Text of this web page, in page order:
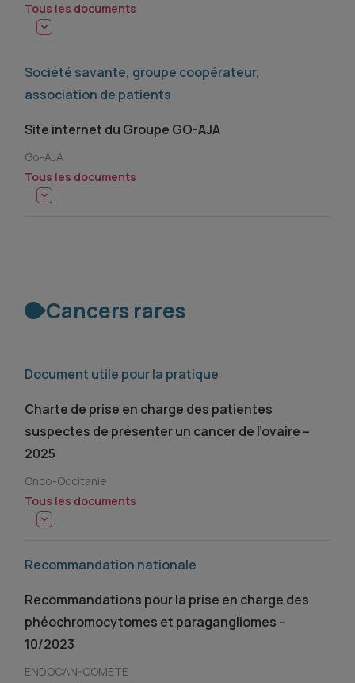
Tous les documents
Société savante, groupe coopérateur,
association de patients
Site internet du Groupe GO-AJA
Go-AJA
Tous les documents
Cancers rares
Document utile pour la pratique
Charte de prise en charge des patientes
suspectes de présenter un cancer de l’ovaire –
2025
Onco-Occitanie
Tous les documents
Recommandation nationale
Recommandations pour la prise en charge des
phéochromocytomes et paragangliomes –
10/2023
ENDOCAN-COMETE